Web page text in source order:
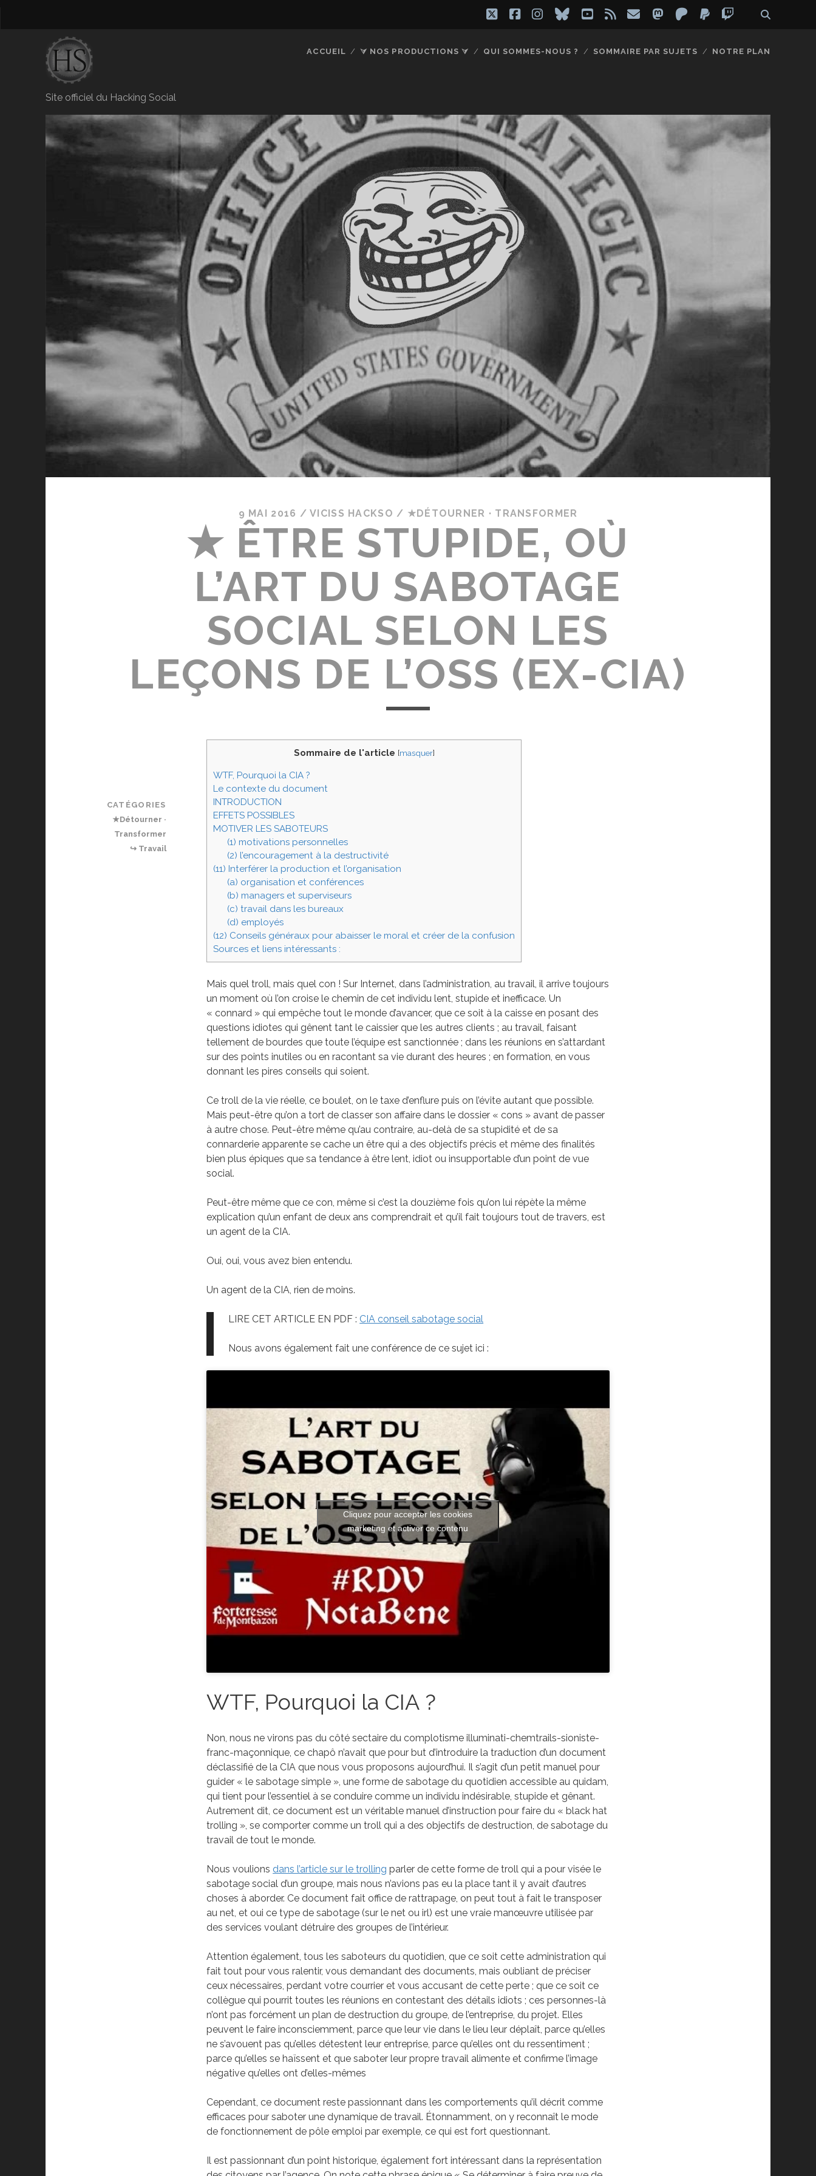
twitterfacebook
instagram
blueskyyoutube
rss emailmastodon
patreon
paypaltwitch
Site officiel du Hacking Social
ACCUEIL ⮛ NOS PRODUCTIONS ⮛ QUI SOMMES-NOUS ? SOMMAIRE PAR SUJETS NOTRE PLAN
9 MAI 2016 /VICISS HACKSO / ★DÉTOURNER · TRANSFORMER
★ ÊTRE STUPIDE, OÙ
L’ART DU SABOTAGE
SOCIAL SELON LES
LEÇONS DE L’OSS (EX-CIA)
Sommaire de l'article [masquer]
WTF, Pourquoi la CIA ?
Le contexte du document
INTRODUCTION
EFFETS POSSIBLES
MOTIVER LES SABOTEURS
(1) motivations personnelles
(2) l’encouragement à la destructivité
(11) Interférer la production et l’organisation
(a) organisation et conférences
(b) managers et superviseurs
(c) travail dans les bureaux
(d) employés
(12) Conseils généraux pour abaisser le moral et créer de la confusion
Sources et liens intéressants :
Mais quel troll, mais quel con ! Sur Internet, dans l’administration, au travail, il arrive toujours
un moment où l’on croise le chemin de cet individu lent, stupide et inefficace. Un
« connard » qui empêche tout le monde d’avancer, que ce soit à la caisse en posant des
questions idiotes qui gênent tant le caissier que les autres clients ; au travail, faisant
tellement de bourdes que toute l’équipe est sanctionnée ; dans les réunions en s’attardant
sur des points inutiles ou en racontant sa vie durant des heures ; en formation, en vous
donnant les pires conseils qui soient.
Ce troll de la vie réelle, ce boulet, on le taxe d’enflure puis on l’évite autant que possible.
Mais peut-être qu’on a tort de classer son affaire dans le dossier « cons » avant de passer
à autre chose. Peut-être même qu’au contraire, au-delà de sa stupidité et de sa
connarderie apparente se cache un être qui a des objectifs précis et même des finalités
bien plus épiques que sa tendance à être lent, idiot ou insupportable d’un point de vue
social.
Peut-être même que ce con, même si c’est la douzième fois qu’on lui répète la même
explication qu’un enfant de deux ans comprendrait et qu’il fait toujours tout de travers, est
un agent de la CIA.
Oui, oui, vous avez bien entendu.
Un agent de la CIA, rien de moins.
LIRE CET ARTICLE EN PDF : CIA conseil sabotage social
Nous avons également fait une conférence de ce sujet ici :
Cliquez pour accepter les cookies
marketing et activer ce contenu
WTF, Pourquoi la CIA ?
Non, nous ne virons pas du côté sectaire du complotisme illuminati-chemtrails-sioniste-
franc-maçonnique, ce chapô n’avait que pour but d’introduire la traduction d’un document
déclassifié de la CIA que nous vous proposons aujourd’hui. Il s’agit d’un petit manuel pour
guider « le sabotage simple », une forme de sabotage du quotidien accessible au quidam,
qui tient pour l’essentiel à se conduire comme un individu indésirable, stupide et gênant.
Autrement dit, ce document est un véritable manuel d’instruction pour faire du « black hat
trolling », se comporter comme un troll qui a des objectifs de destruction, de sabotage du
travail de tout le monde.
Nous voulionsdans l’article sur le trolling parler de cette forme de troll qui a pour visée le
sabotage social d’un groupe, mais nous n’avions pas eu la place tant il y avait d’autres
choses à aborder. Ce document fait office de rattrapage, on peut tout à fait le transposer
au net, et oui ce type de sabotage (sur le net ou irl) est une vraie manœuvre utilisée par
des services voulant détruire des groupes de l’intérieur.
Attention également, tous les saboteurs du quotidien, que ce soit cette administration qui
fait tout pour vous ralentir, vous demandant des documents, mais oubliant de préciser
ceux nécessaires, perdant votre courrier et vous accusant de cette perte ; que ce soit ce
collègue qui pourrit toutes les réunions en contestant des détails idiots ; ces personnes-là
n’ont pas forcément un plan de destruction du groupe, de l’entreprise, du projet. Elles
peuvent le faire inconsciemment, parce que leur vie dans le lieu leur déplaît, parce qu’elles
ne s’avouent pas qu’elles détestent leur entreprise, parce qu’elles ont du ressentiment ;
parce qu’elles se haïssent et que saboter leur propre travail alimente et confirme l’image
négative qu’elles ont d’elles-mêmes
Cependant, ce document reste passionnant dans les comportements qu’il décrit comme
efficaces pour saboter une dynamique de travail. Étonnamment, on y reconnaît le mode
de fonctionnement de pôle emploi par exemple, ce qui est fort questionnant.
Il est passionnant d’un point historique, également fort intéressant dans la représentation
CATÉGORIES
★Détourner ·
Transformer
↪ Travail